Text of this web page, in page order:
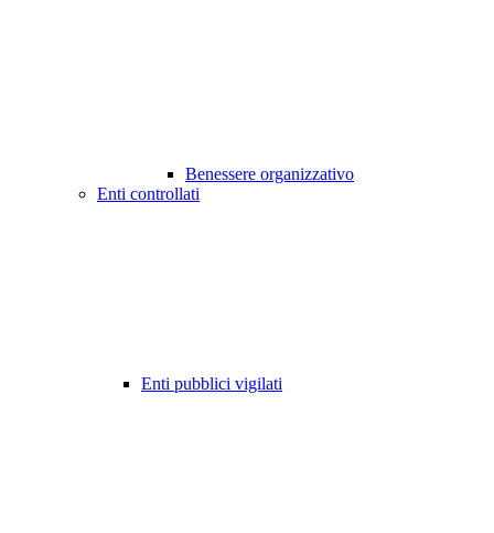
Benessere organizzativo
Enti controllati
Enti pubblici vigilati